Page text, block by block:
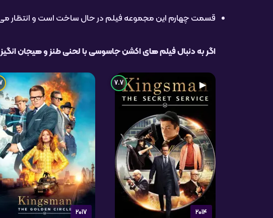
قسمت چهارم این مجموعه فیلم در حال ساخت است و انتظار می رود در سال
اگر به دنبال فیلم های اکشن جاسوسی با لحنی طنز و هیجان
2014
▶
7.7
2017